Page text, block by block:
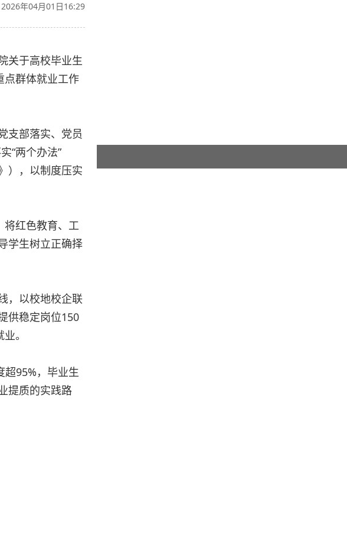
年04月01日16:29
关于高校毕业生
点群体就业工作
支部落实、党员
“两个办法”
），以制度压实
将红色教育、工
学生树立正确择
，以校地校企联
供稳定岗位150
。
超95%，毕业生
提质的实践路